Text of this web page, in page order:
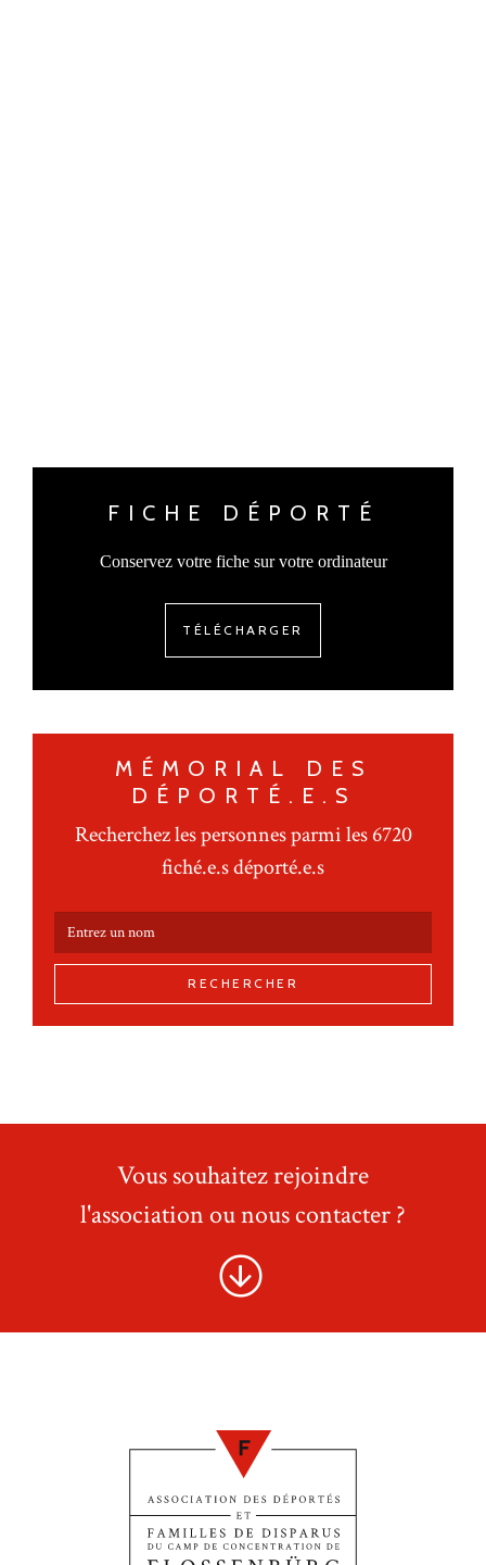
FICHE DÉPORTÉ
Conservez votre fiche sur votre ordinateur
TÉLÉCHARGER
MÉMORIAL DES
DÉPORTÉ.E.S
Recherchez les personnes parmi les 6720
fiché.e.s déporté.e.s
RECHERCHER
Vous souhaitez rejoindre
l'association ou nous contacter ?